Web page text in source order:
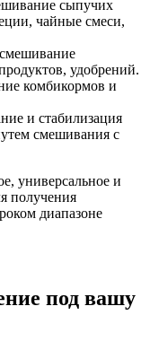
сыпучих
чайные смеси,
смешивание
удобрений.
комбикормов и
и стабилизация
смешивания с
универсальное и
получения
диапазоне
под вашу